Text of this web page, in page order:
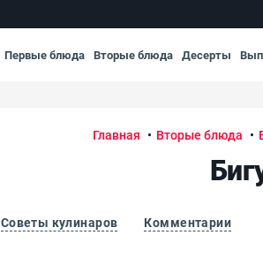
Первые блюда Вторые блюда Десерты
Главная Вторые блюда
Советы кулинаров Комментарии